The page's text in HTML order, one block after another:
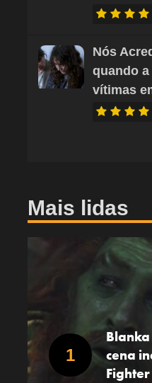
Nós
quando
vítimas
Mais lidas
cena
Fighter